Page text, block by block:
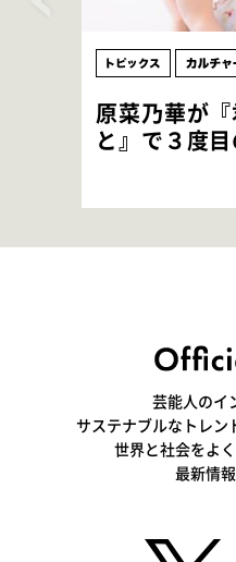
原菜乃華が
と』で３度
「お邪魔さ
感覚ですが
芸能人のイ
サステナブルなトレン
世界と社会をよ
最新情